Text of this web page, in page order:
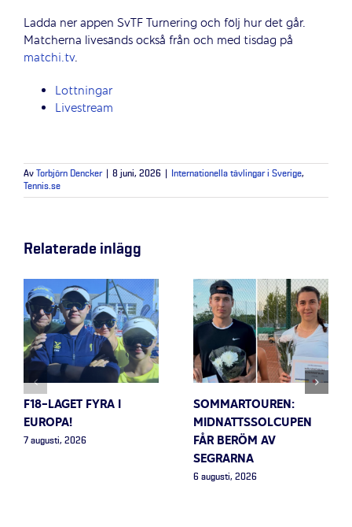
Ladda ner appen SvTF Turnering och följ hur det går.
Matcherna livesänds också från och med tisdag på
matchi.tv.
Lottningar
Livestream
Av Torbjörn Dencker 8 juni, 2026 Internationella tävlingar i Sverige,
Tennis.se
Relaterade inlägg
F18-LAGET FYRA I
EUROPA!
7 augusti, 2026
SOMMARTOUREN:
MIDNATTSSOLCUPEN
FÅR BERÖM AV
SEGRARNA
6 augusti, 2026